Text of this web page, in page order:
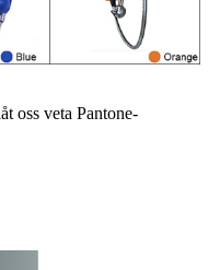
oss veta Pantone-